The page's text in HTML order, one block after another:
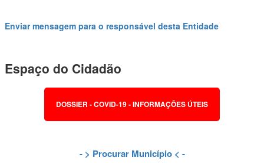
Enviar mensagem para o responsável desta Entidade
Espaço do Cidadão
DOSSIER - COVID-19 - INFORMAÇÕES ÚTEIS
- > Procurar Município< -